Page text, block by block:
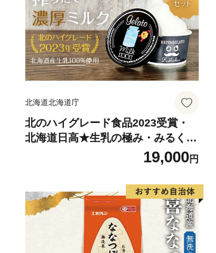
北海道北海道庁
北のハイグレード食品2023受賞・
北海道日高★生乳の極み・みるくジ
ェラート12個セット F6S-00819,000円